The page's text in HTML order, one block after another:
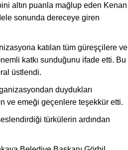
altın puanla mağlup eden Kenan
sonunda dereceye giren
katılan tüm güreşçilere ve
katkı sunduğunu ifade etti. Bu
üstlendi.
duydukları
ve emeği geçenlere teşekkür etti.
türkülerin ardından